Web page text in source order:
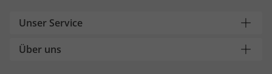
Unser Service
Über uns